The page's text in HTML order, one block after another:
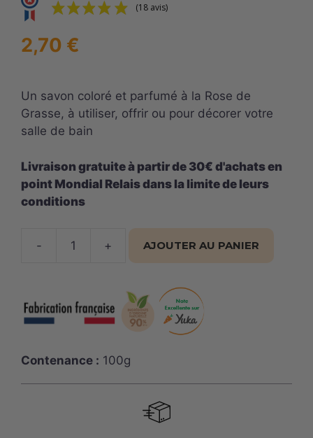
(18 avis)
2,70 €
Un savon coloré et parfumé à la Rose de
Grasse, à utiliser, offrir ou pour décorer votre
salle de bain
Livraison gratuite à partir de 30€ d'achats en
point Mondial Relais dans la limite de leurs
conditions
-
quantité
de
Provence
parfum
100g
+ AJOUTER AU PANIER
Contenance : 100g